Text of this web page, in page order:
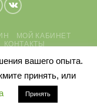
МОЙ КАБИНЕТ
КОНТАКТЫ
вашего опыта.
принять, или
Принять